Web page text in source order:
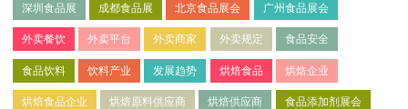
深圳食品展 成都食品展 北京食品展会 广州食品展会
外卖餐饮 外卖平台 外卖商家 外卖规定 食品安全
食品饮料 饮料产业 发展趋势 烘焙食品 烘焙企业
烘焙食品企业 烘焙原料供应商 烘焙供应商 食品添加剂展会